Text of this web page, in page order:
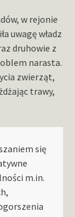
w rejonie
uwagę władz
druhowie z
narasta.
zwierząt,
trawy,
się
m.in.